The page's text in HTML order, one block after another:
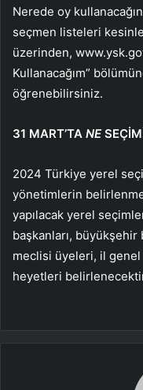
Nerede oy
seçmen listeleri
üzerinden,
Kullanacağım”
öğrenebilirsiniz.
31 MART’TA NE
2024 Türkiye yerel
yönetimlerin
yapılacak yerel
başkanları,
meclisi üyeleri, il
heyetleri